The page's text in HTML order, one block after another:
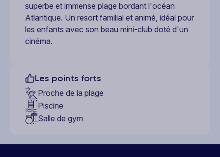
superbe et immense plage bordant l'océan
Atlantique. Un resort familial et animé, idéal pour
les enfants avec son beau mini-club doté d'un
cinéma.
Les points forts
Proche de la plage
Piscine
Salle de gym